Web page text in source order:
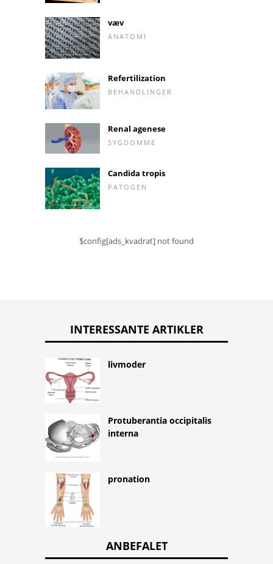
væv
ANATOMI
Refertilization
BEHANDLINGER
Renal agenese
SYGDOMME
Candida tropis
PATOGEN
$config[ads_kvadrat] not found
INTERESSANTE ARTIKLER
livmoder
Protuberantia occipitalis
interna
pronation
ANBEFALET